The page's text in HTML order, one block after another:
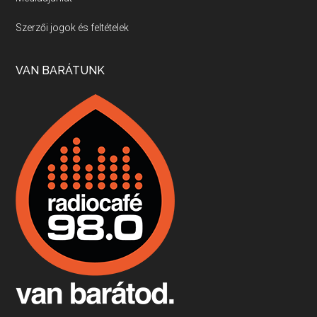
Villány, kékfrankos, Jackfall
Apr 17, 2026 • 00:35:38
Boston, teadélután, bab és homár
Apr 9, 2026 • 00:37:17
Fermentáljunk, a testünk meghálálja!
Apr 3, 2026 • 00:36:07
Szerzői jogok és feltételek
VAN BARÁTUNK